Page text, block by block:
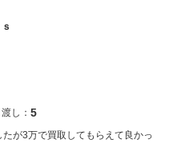
し： 5
が3万で買取してもらえて良かっ